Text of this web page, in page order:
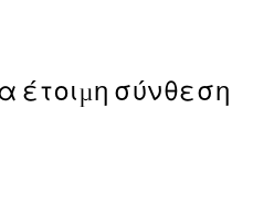
έτοιμη σύνθεση